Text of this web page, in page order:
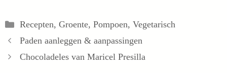
Categorieën
Recepten, Groente, Pompoen, Vegetarisch
Paden aanleggen & aanpassingen
Chocoladeles van Maricel Presilla